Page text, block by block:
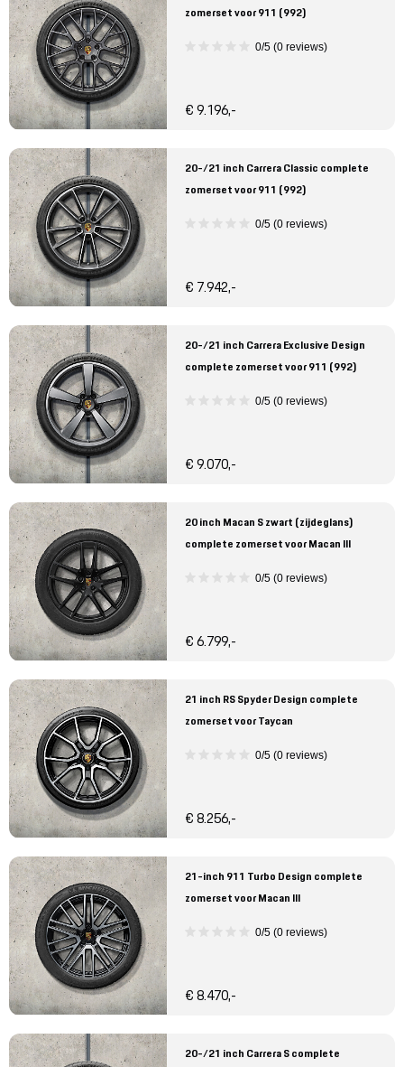
zomerset voor 911 (992)
0/5 (0 reviews)
€ 9.196,-
20-/21 inch Carrera Classic complete
zomerset voor 911 (992)
0/5 (0 reviews)
€ 7.942,-
20-/21 inch Carrera Exclusive Design
complete zomerset voor 911 (992)
0/5 (0 reviews)
€ 9.070,-
20 inch Macan S zwart (zijdeglans)
complete zomerset voor Macan III
0/5 (0 reviews)
€ 6.799,-
21 inch RS Spyder Design complete
zomerset voor Taycan
0/5 (0 reviews)
€ 8.256,-
21-inch 911 Turbo Design complete
zomerset voor Macan III
0/5 (0 reviews)
€ 8.470,-
20-/21 inch Carrera S complete